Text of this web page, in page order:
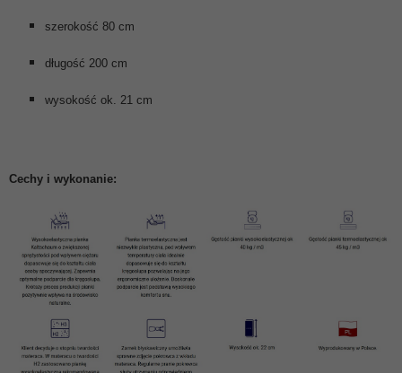
szerokość 80 cm
długość 200 cm
wysokość ok. 21 cm
Cechy i wykonanie: